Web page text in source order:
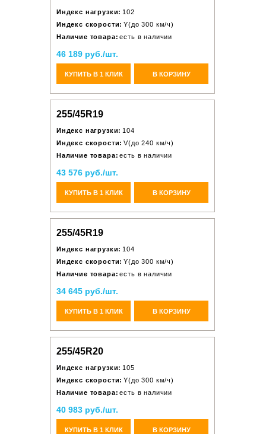
Индекс нагрузки: 102
Индекс скорости: Y(до 300 км/ч)
Наличие товара: есть в наличии
46 189 руб./шт.
КУПИТЬ В 1 КЛИК В КОРЗИНУ
255/45R19
Индекс нагрузки: 104
Индекс скорости: V(до 240 км/ч)
Наличие товара: есть в наличии
43 576 руб./шт.
КУПИТЬ В 1 КЛИК В КОРЗИНУ
255/45R19
Индекс нагрузки: 104
Индекс скорости: Y(до 300 км/ч)
Наличие товара: есть в наличии
34 645 руб./шт.
КУПИТЬ В 1 КЛИК В КОРЗИНУ
255/45R20
Индекс нагрузки: 105
Индекс скорости: Y(до 300 км/ч)
Наличие товара: есть в наличии
40 983 руб./шт.
КУПИТЬ В 1 КЛИК В КОРЗИНУ